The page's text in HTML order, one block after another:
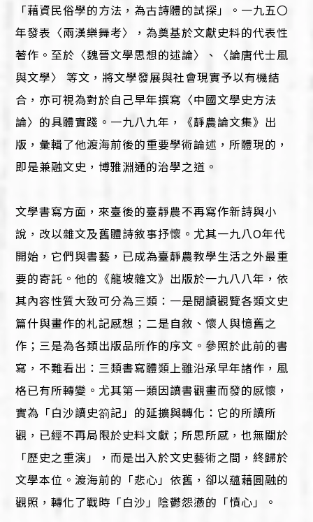
「藉資民俗學的方法，為古詩體的試探」。一九五〇
年發表〈兩漢樂舞考〉，為奠基於文獻史料的代表性
著作。至於〈魏晉文學思想的述論〉、〈論唐代士風
與文學〉 等文，將文學發展與社會現實予以有機結
合，亦可視為對於自己早年撰寫〈中國文學史方法
論〉的具體實踐。一九八九年，《靜農論文集》出
版，彙輯了他渡海前後的重要學術論述，所體現的，
即是兼融文史，博雅淵通的治學之道。
文學書寫方面，來臺後的臺靜農不再寫作新詩與小
說，改以雜文及舊體詩敘事抒懷。尤其一九八O年代
開始，它們與書藝，已成為臺靜農教學生活之外最重
要的寄託。他的《龍坡雜文》出版於一九八八年，依
其內容性質大致可分為三類：一是閱讀觀覽各類文史
篇什與畫作的札記感想；二是自敘、懷人與憶舊之
作；三是為各類出版品所作的序文。參照於此前的書
寫，不難看出：三類書寫體類上雖沿承早年諸作，風
格已有所轉變。尤其第一類因讀書觀畫而發的感懷，
實為「白沙讀史箚記」的延擴與轉化：它的所讀所
觀，已經不再局限於史料文獻；所思所感，也無關於
「歷史之重演」，而是出入於文史藝術之間，終歸於
文學本位。渡海前的「悲心」依舊，卻以蘊藉圓融的
觀照，轉化了戰時「白沙」陰鬱怨懣的「憤心」。